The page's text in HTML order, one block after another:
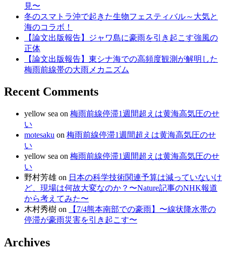
見〜
冬のスマトラ沖で起きた生物フェスティバル～大気と
海のコラボ！
【論文出版報告】ジャワ島に豪雨を引き起こす強風の
正体
【論文出版報告】東シナ海での高頻度観測が解明した
梅雨前線帯の大雨メカニズム
Recent Comments
yellow sea on 梅雨前線停滞1週間超えは黄海高気圧のせ
い
motesaku on 梅雨前線停滞1週間超えは黄海高気圧のせ
い
yellow sea on 梅雨前線停滞1週間超えは黄海高気圧のせ
い
野村芳雄 on 日本の科学技術関連予算は減っていないけ
ど、現場は何故大変なのか？〜Nature記事のNHK報道
から考えてみた〜
木村秀樹 on
【7/4熊本南部での豪雨】〜線状降水帯の
停滞が豪雨災害を引き起こす〜
Archives